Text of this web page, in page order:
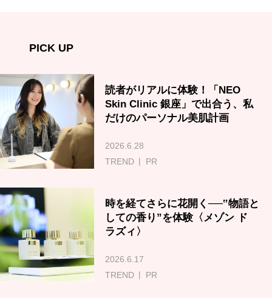
PICK UP
読者がリアルに体験！「NEO
Skin Clinic 銀座」で出合う、私
だけのパーソナル美肌計画
2026.6.28
TREND
PR
時を経てさらに花開く──‟物語と
しての香り”を体験〈メゾン ド
ラズィ〉
2026.6.17
TREND
PR